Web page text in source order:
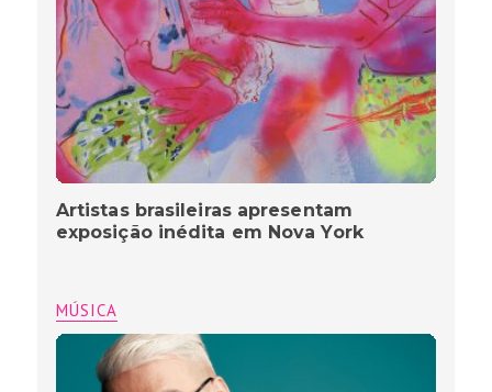
Artistas brasileiras apresentam
exposição inédita em Nova York
MÚSICA